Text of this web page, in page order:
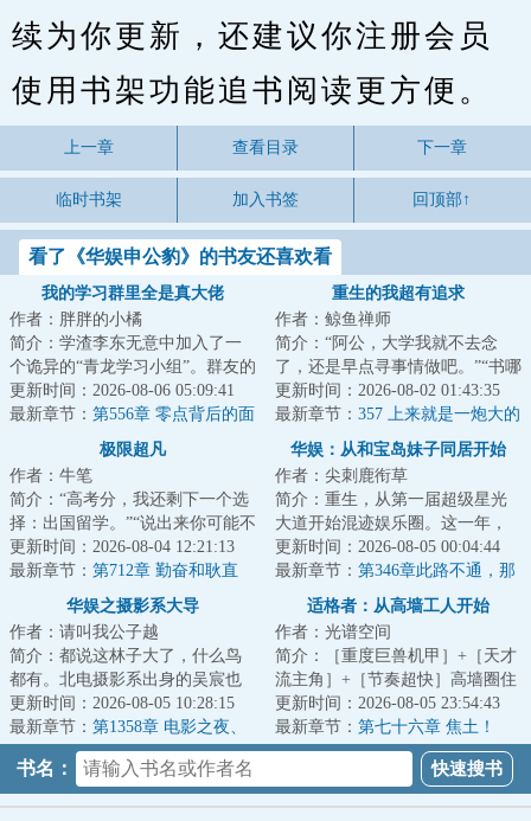
续为你更新，还建议你注册会员
使用书架功能追书阅读更方便。
上一章 查看目录 下一章
临时书架 加入书签 回顶部↑
看了《华娱申公豹》的书友还喜欢看
我的学习群里全是真大佬
作者：胖胖的小橘
简介：学渣李东无意中加入了一
个诡异的“青龙学习小组”。群友的
名字都十分复古，像是什么“艾萨
克·牛顿...
更新时间：2026-08-06 05:09:41
最新章节： 第556章 零点背后的面
重生的我超有追求
作者：鲸鱼禅师
简介：“阿公，大学我就不去念
了，还是早点寻事情做吧。”“书哪
能不念？做人要有追求，念了大
学，就有机...
更新时间：2026-08-02 01:43:35
最新章节： 357 上来就是一炮大的
极限超凡
作者：牛笔
简介：“高考分，我还剩下一个选
择：出国留学。”“说出来你可能不
信，我是个超凡者。”...
更新时间：2026-08-04 12:21:13
最新章节： 第712章 勤奋和耿直
华娱：从和宝岛妹子同居开始
作者：尖刺鹿衔草
简介：重生，从第一届超级星光
大道开始混迹娱乐圈。这一年，
周王陶林如日中天；这一年，众
多花刚展露头角...
更新时间：2026-08-05 00:04:44
最新章节： 第346章此路不通，那
我就用美人计！
华娱之摄影系大导
作者：请叫我公子越
简介：都说这林子大了，什么鸟
都有。北电摄影系出身的吴宸也
想看看，这个光怪陆离的电影圈
里，究竟都有些...
更新时间：2026-08-05 10:28:15
最新章节： 第1358章 电影之夜、
吴总还挺感兴趣的
适格者：从高墙工人开始
作者：光谱空间
简介：［重度巨兽机甲］+［天才
流主角］+［节奏超快］高墙圈住
了人类最后的文明，也圈住了真
相。钟墨穿越...
更新时间：2026-08-05 23:54:43
最新章节： 第七十六章 焦土！
书名：